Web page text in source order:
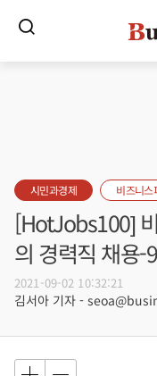
시민과경제 비즈니스
[HotJobs100]
의 경력직 채용-
2021-09-02 10:32:21
김서아 기자 -